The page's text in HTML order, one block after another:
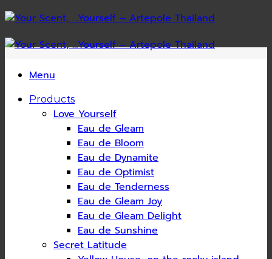
Skip
content
Menu
Products
Love Yourself
Eau de Gleam
Eau de Bloom
Eau de Dynamite
Eau de Optimist
Eau de Tenderness
Eau de Gleam Joy
Eau de Gleam Delight
Eau de Sunshine
Secret Latitude